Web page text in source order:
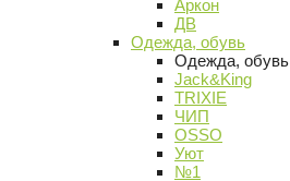
Аркон
ДВ
Одежда, обувь
Одежда, обувь
Jack&King
TRIXIE
ЧИП
OSSO
Уют
№1